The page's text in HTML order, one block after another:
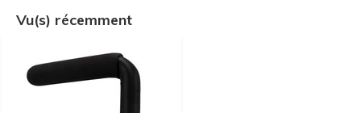
Vu(s) récemment